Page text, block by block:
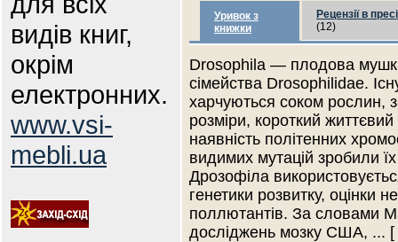
видів книг,
окрім
електронних.
www.vsi-
mebli.ua
Уривок з
книжки
Рецензії в пресі
(12)
Drosophila — плодова
сімейства Drosophilidae.
харчуються соком рослин,
розміри, короткий
наявність політенних
видимих мутацій зробили
Дрозофіла
генетики розвитку, оцінки
поллютантів. За словами
досліджень мозку США, ... [